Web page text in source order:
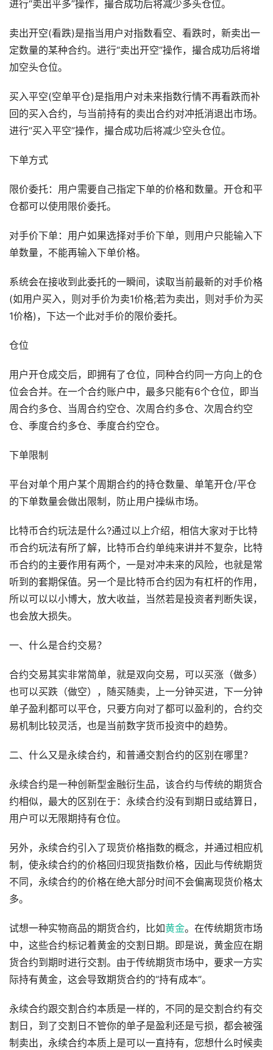
进行“卖出平多”操作，撮合成功后将减少多头仓位。
卖出开空(看跌)是指当用户对指数看空、看跌时，新卖出一
定数量的某种合约。进行“卖出开空”操作，撮合成功后将增
加空头仓位。
买入平空(空单平仓)是指用户对未来指数行情不再看跌而补
回的买入合约，与当前持有的卖出合约对冲抵消退出市场。
进行“买入平空”操作，撮合成功后将减少空头仓位。
下单方式
限价委托：用户需要自己指定下单的价格和数量。开仓和平
仓都可以使用限价委托。
对手价下单：用户如果选择对手价下单，则用户只能输入下
单数量，不能再输入下单价格。
系统会在接收到此委托的一瞬间，读取当前最新的对手价格
(如用户买入，则对手价为卖1价格;若为卖出，则对手价为买
1价格)，下达一个此对手价的限价委托。
仓位
用户开仓成交后，即拥有了仓位，同种合约同一方向上的仓
位会合并。在一个合约账户中，最多只能有6个仓位，即当
周合约多仓、当周合约空仓、次周合约多仓、次周合约空
仓、季度合约多仓、季度合约空仓。
下单限制
平台对单个用户某个周期合约的持仓数量、单笔开仓/平仓
的下单数量会做出限制，防止用户操纵市场。
比特币合约玩法是什么?通过以上介绍，相信大家对于比特
币合约玩法有所了解，比特币合约单纯来讲并不复杂，比特
币合约的主要作用有两个，一是对冲未来的风险，也就是常
听到的套期保值。另一个是比特币合约因为有杠杆的作用，
所以可以以小博大，放大收益，当然若是投资者判断失误，
也会放大损失。
一、什么是合约交易？
合约交易其实非常简单，就是双向交易，可以买涨（做多）
也可以买跌（做空），随买随卖，上一分钟买进，下一分钟
单子盈利都可以平仓，只要方向对了都可以盈利的，合约交
易机制比较灵活，也是当前数字货币投资中的趋势。
二、什么又是永续合约，和普通交割合约的区别在哪里？
永续合约是一种创新型金融衍生品，该合约与传统的期货合
约相似，最大的区别在于：永续合约没有到期日或结算日，
用户可以无限期持有仓位。
另外，永续合约引入了现货价格指数的概念，并通过相应机
制，使永续合约的价格回归现货指数价格，因此与传统期货
不同，永续合约的价格在绝大部分时间不会偏离现货价格太
多。
试想一种实物商品的期货合约，比如黄金。在传统期货市场
中，这些合约标记着黄金的交割日期。即是说，黄金应在期
货合约到期时进行交割。由于传统期货市场中，要求一方实
际持有黄金，这会导致期货合约的“持有成本”。
永续合约跟交割合约本质是一样的，不同的是交割合约有交
割日，到了交割日不管你的单子是盈利还是亏损，都会被强
制卖出，永续合约本质上是可以一直持有，您想什么时候卖